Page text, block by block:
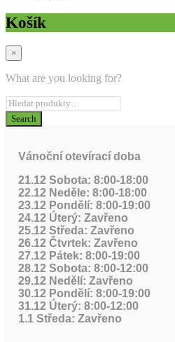
Košík
×
What are you looking for?
Vánoční otevírací doba
21.12 Sobota: 8:00-18:00
22.12 Neděle: 8:00-18:00
23.12 Pondělí: 8:00-19:00
24.12 Úterý: Zavřeno
25.12 Středa: Zavřeno
26.12 Čtvrtek: Zavřeno
27.12 Pátek: 8:00-19:00
28.12 Sobota: 8:00-12:00
29.12 Nedělí: Zavřeno
30.12 Pondělí: 8:00-19:00
31.12 Úterý: 8:00-12:00
1.1 Středa: Zavřeno